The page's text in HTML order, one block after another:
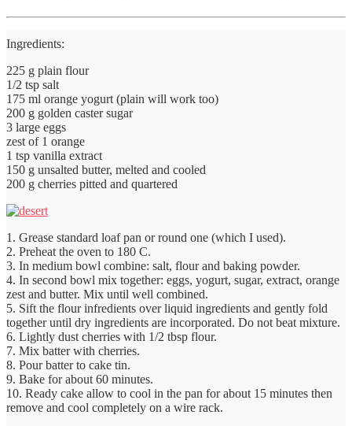
Ingredients:
225 g plain flour
1/2 tsp salt
175 ml orange yogurt (plain will work too)
200 g golden caster sugar
3 large eggs
zest of 1 orange
1 tsp vanilla extract
150 g unsalted butter, melted and cooled
200 g cherries pitted and quartered
1. Grease standard loaf pan or round one (which I used).
2. Preheat the oven to 180 C.
3. In medium bowl combine: salt, flour and baking powder.
4. In second bowl mix together: eggs, yogurt, sugar, extract, orange
zest and butter. Mix until well combined.
5. Sift the flour infredients over liquid ingredients and gently fold
together until dry ingredients are incorporated. Do not beat mixture.
6. Lightly dust cherries with 1/2 tbsp flour.
7. Mix batter with cherries.
8. Pour batter to cake tin.
9. Bake for about 60 minutes.
10. Ready cake allow to cool in the pan for about 15 minutes then
remove and cool completely on a wire rack.